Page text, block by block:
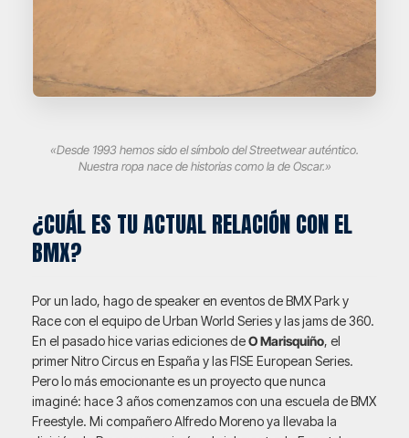
«Desde 1993 hemos sido el símbolo del Streetwear auténtico.
Nuestra ropa nace de historias como la de Oscar.»
¿CUÁL ES TU ACTUAL RELACIÓN CON EL
BMX?
Por un lado, hago de speaker en eventos de BMX Park y
Race con el equipo de Urban World Series y las jams de 360.
En el pasado hice varias ediciones deO Marisquiño, el
primer Nitro Circus en España y las FISE European Series.
Pero lo más emocionante es un proyecto que nunca
imaginé: hace 3 años comenzamos con una escuela de BMX
Freestyle. Mi compañero Alfredo Moreno ya llevaba la